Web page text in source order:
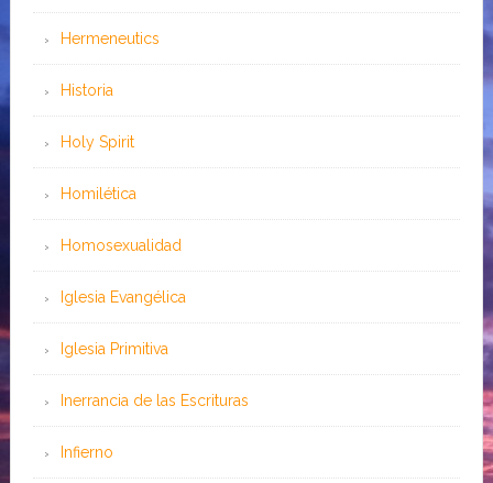
Hermeneutics
Historia
Holy Spirit
Homilética
Homosexualidad
Iglesia Evangélica
Iglesia Primitiva
Inerrancia de las Escrituras
Infierno